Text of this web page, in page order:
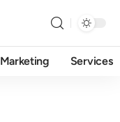
Marketing Services